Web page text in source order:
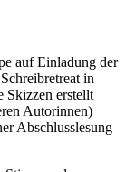
auf Einladung der
in
Skizzen erstellt
Autorinnen)
Abschlusslesung